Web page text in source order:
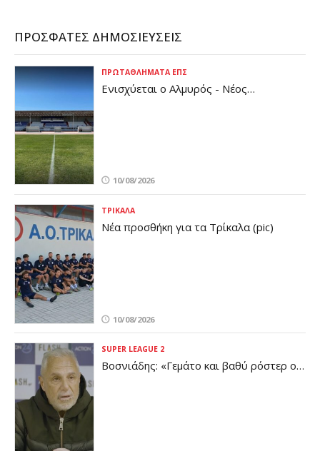
ΠΡΌΣΦΑΤΕΣ ΔΗΜΟΣΙΕΎΣΕΙΣ
ΠΡΩΤΑΘΛΉΜΑΤΑ ΕΠΣ
Ενισχύεται ο Αλμυρός - Νέος
10/08/2026
ΤΡΊΚΑΛΑ
Νέα προσθήκη για τα Τρίκαλα (pic)
10/08/2026
SUPER LEAGUE 2
Βοσνιάδης: «Γεμάτο και βαθύ ρόστερ ο